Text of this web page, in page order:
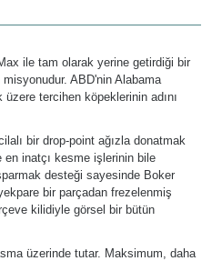
ile tam olarak yerine getirdiği bir
ABD'nin Alabama
tercihen köpeklerinin adını
bir drop-point ağızla donatmak
inatçı kesme işlerinin bile
desteği sayesinde Boker
bir parçadan frezelenmiş
kilidiyle görsel bir bütün
üzerinde tutar. Maksimum, daha